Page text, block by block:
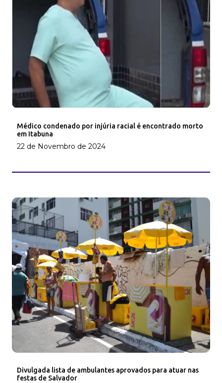
Médico condenado por injúria racial é encontrado morto
em Itabuna
22 de Novembro de 2024
Divulgada lista de ambulantes aprovados para atuar nas
festas de Salvador